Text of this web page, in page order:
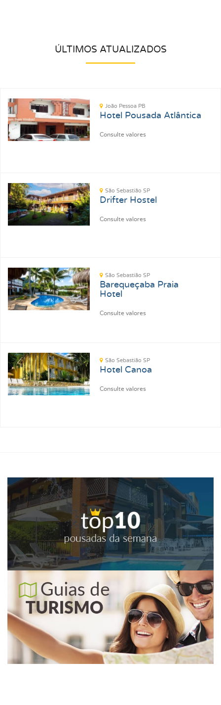
ÚLTIMOS ATUALIZADOS
João Pessoa PB
Hotel Pousada Atlântica
Consulte valores
São Sebastião SP
Drifter Hostel
Consulte valores
São Sebastião SP
Barequeçaba Praia
Hotel
Consulte valores
São Sebastião SP
Hotel Canoa
Consulte valores